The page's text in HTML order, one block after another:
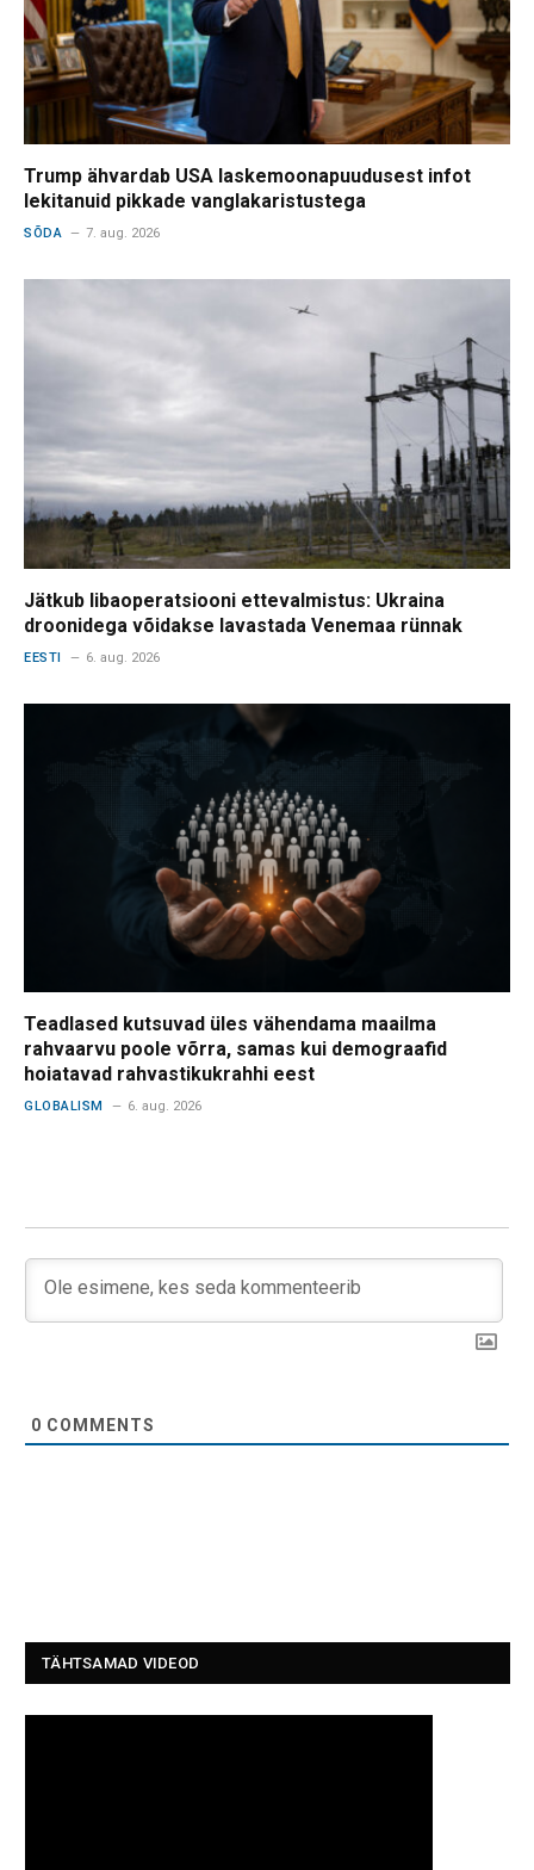
Trump ähvardab USA laskemoonapuudusest infot
lekitanuid pikkade vanglakaristustega
SÕDA 7. aug. 2026
Jätkub libaoperatsiooni ettevalmistus: Ukraina
droonidega võidakse lavastada Venemaa rünnak
EESTI 6. aug. 2026
Teadlased kutsuvad üles vähendama maailma
rahvaarvu poole võrra, samas kui demograafid
hoiatavad rahvastikukrahhi eest
GLOBALISM 6. aug. 2026
0 COMMENTS
TÄHTSAMAD VIDEOD